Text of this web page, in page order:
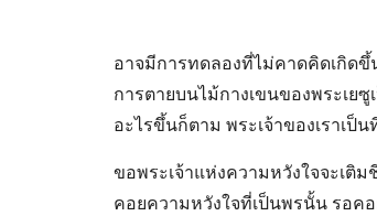
อาจมีการทดลองที่ไม่คาดคิดเกิดขึ้
การตายบนไม้กางเขนของพระเย
อะไรขึ้นก็ตาม พระเจ้าของเราเป็น
ขอพระเจ้าแห่งความหวังใจจะเติ
คอยความหวังใจที่เป็นพรนั้น รอค